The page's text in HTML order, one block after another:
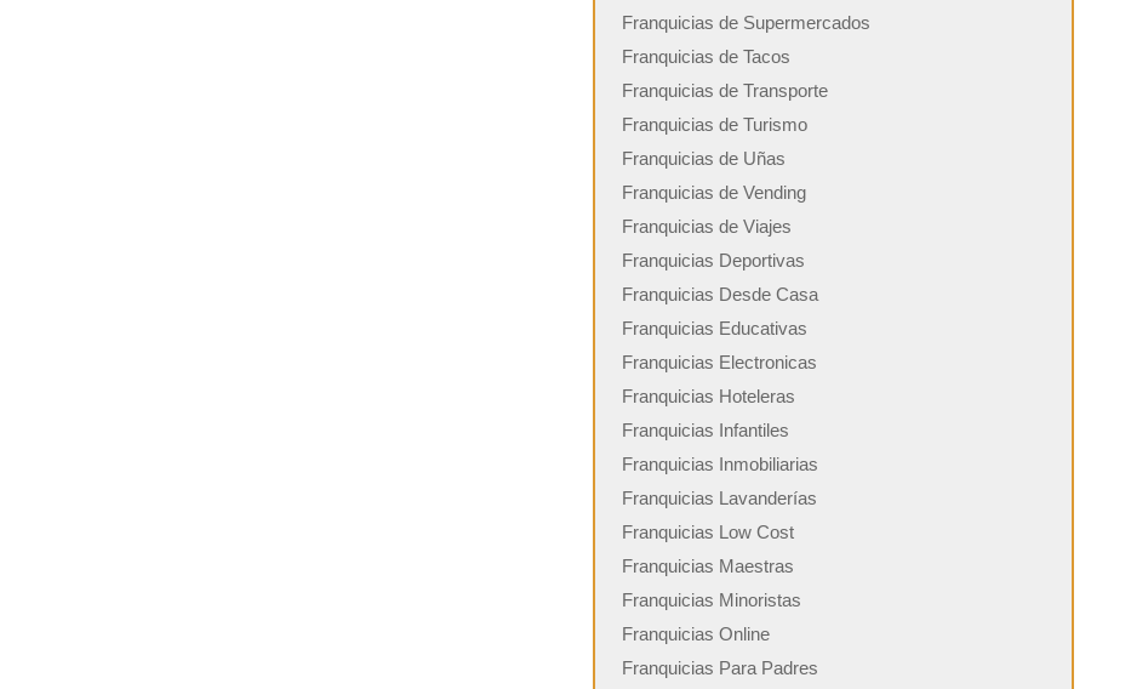
Franquicias de Supermercados
Franquicias de Tacos
Franquicias de Transporte
Franquicias de Turismo
Franquicias de Uñas
Franquicias de Vending
Franquicias de Viajes
Franquicias Deportivas
Franquicias Desde Casa
Franquicias Educativas
Franquicias Electronicas
Franquicias Hoteleras
Franquicias Infantiles
Franquicias Inmobiliarias
Franquicias Lavanderías
Franquicias Low Cost
Franquicias Maestras
Franquicias Minoristas
Franquicias Online
Franquicias Para Padres